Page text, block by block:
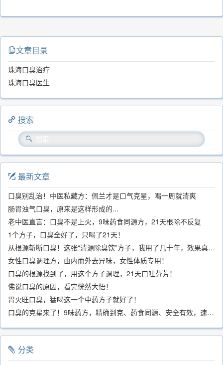
文章目录
珠海口臭治疗
珠海口臭医生
搜索
最新文章
口臭别乱治！中医私藏方：佩兰才是口气克星，喝一周就清爽
肠胃浊气口臭，原来是这样形成的...
老中医直言：口臭不是上火，9味药食同源方，21天根除不反复
1个方子，口臭全好了，只喝了21天！
从根源斩断口臭！这张“清源除臭饮”方子，我用了几十年，效果真不错
女性口臭调理方，由内而外去异味，女性体质专用！
口臭的根源找到了，用这个方子调理，21天口吐芬芳！
佛说口臭的原因，看完恍然大悟！
胃火旺口臭，猛喝这一个中药方子就好了！
口臭的克星来了！9味药方，精确到克、药食同源、安全有效，速看！
分类